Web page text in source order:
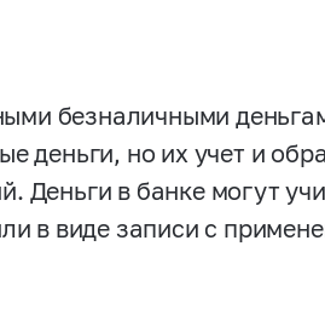
безналичными
деньги, но их учет и
Деньги в банке могут
в виде записи с